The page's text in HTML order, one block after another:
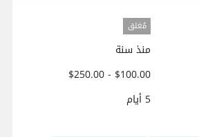
مُغلق
منذ سنة
$100.00 - $250.00
5 أيام